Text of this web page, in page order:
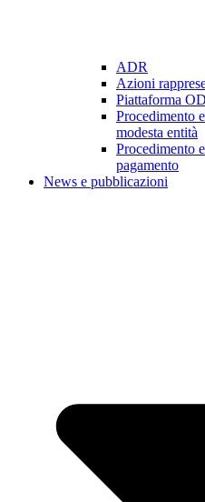
ADR
Azioni
Piattaforma
Procedimento
modesta entità
Procedimento
pagamento
News e pubblicazioni